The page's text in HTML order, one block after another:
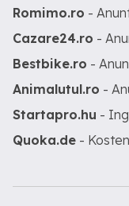
Romimo.ro -
Cazare24.ro -
Bestbike.ro -
Animalutul.ro -
Startapro.hu -
Quoka.de -